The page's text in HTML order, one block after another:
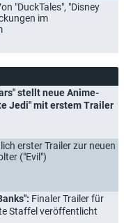
"DuckTales", "Disney
im
stellt neue Anime-
Jedi" mit erstem Trailer
erster Trailer zur neuen
("Evil")
Finaler Trailer für
Staffel veröffentlicht